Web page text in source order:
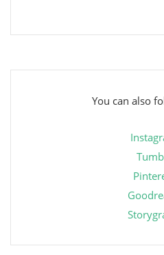
You can also